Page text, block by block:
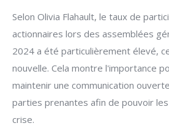
Selon Olivia Flahault, le taux de
actionnaires lors des assemblées
2024 a été particulièrement élevé,
nouvelle. Cela montre l'importance
maintenir une communication
parties prenantes afin de pouvoir
crise.